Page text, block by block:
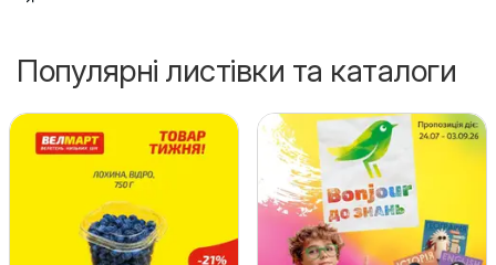
Популярні листівки та каталоги